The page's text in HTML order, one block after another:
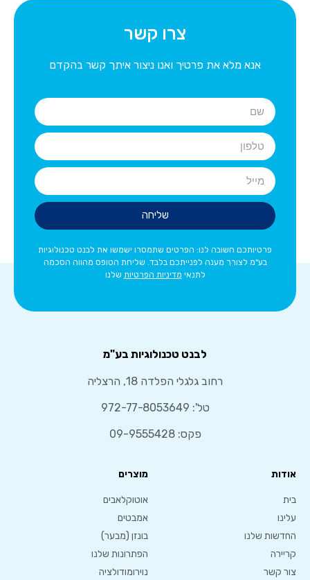
צרו קשר
אנא מלא את פרטיך ואנו ניצור איתך קשר בהקדם
שליחה
פרטיותכם חשובה לנו: הפרטים שתמסרו ישמשו את לבנט טכנולוגיות
בע"מ לצורך מענה לפנייתכם בלבד. שליחת הטופס מהווה הסכמה
לתנאי מדיניות הפרטיות שלנו
מוצרים
אוטוקלאבים
אמבטים
בונזן (מבער)
הפתרונות שלנו
נוירומודולציה
אודות
בית
עלינו
החדשות שלנו
קריירה
צור קשר
לבנט טכנולוגיות בע"מ
רחוב גלגלי הפלדה 18, הרצליה
טל': 972-77-8053649
פקס: 09-9555428